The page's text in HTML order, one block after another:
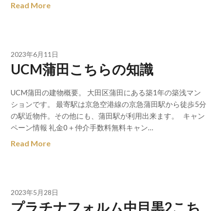
Read More
2023年6月11日
UCM蒲田こちらの知識
UCM蒲田の建物概要。 大田区蒲田にある築1年の築浅マン
ションです。 最寄駅は京急空港線の京急蒲田駅から徒歩5分
の駅近物件。その他にも、蒲田駅が利用出来ます。 キャン
ペーン情報 礼金0＋仲介手数料無料キャン…
Read More
2023年5月28日
プラチナフォルム中目黒2こち